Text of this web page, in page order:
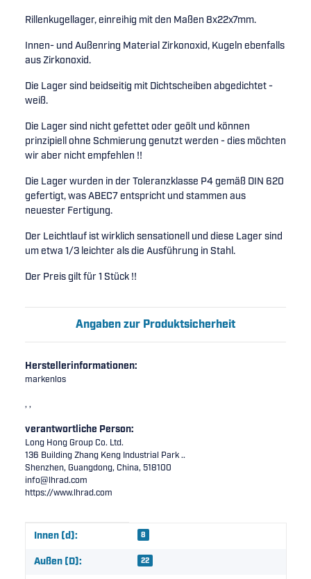
Rillenkugellager, einreihig mit den Maßen 8x22x7mm.
Innen- und Außenring Material Zirkonoxid, Kugeln ebenfalls
aus Zirkonoxid.
Die Lager sind beidseitig mit Dichtscheiben abgedichtet -
weiß.
Die Lager sind nicht gefettet oder geölt und können
prinzipiell ohne Schmierung genutzt werden - dies möchten
wir aber nicht empfehlen !!
Die Lager wurden in der Toleranzklasse P4 gemäß DIN 620
gefertigt, was ABEC7 entspricht und stammen aus
neuester Fertigung.
Der Leichtlauf ist wirklich sensationell und diese Lager sind
um etwa 1/3 leichter als die Ausführung in Stahl.
Der Preis gilt für 1 Stück !!
Angaben zur Produktsicherheit
Herstellerinformationen:
markenlos
, ,
verantwortliche Person:
Long Hong Group Co. Ltd.
136 Building Zhang Keng Industrial Park ..
Shenzhen, Guangdong, China, 518100
info@lhrad.com
https://www.lhrad.com
Produkteigenschaft
Wert
Innen (d): 8
Außen (D): 22